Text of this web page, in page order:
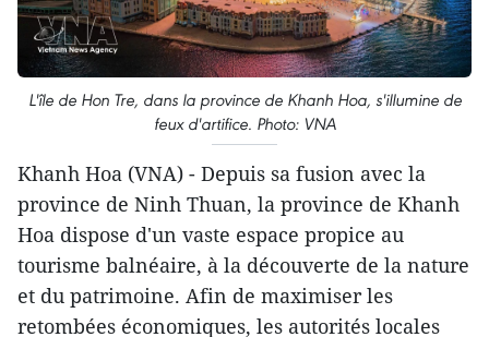
L'île de Hon Tre, dans la province de Khanh Hoa, s'illumine de
feux d'artifice. Photo: VNA
Khanh Hoa (VNA) - Depuis sa fusion avec la
province de Ninh Thuan, la province de Khanh
Hoa dispose d'un vaste espace propice au
tourisme balnéaire, à la découverte de la nature
et du patrimoine. Afin de maximiser les
retombées économiques, les autorités locales